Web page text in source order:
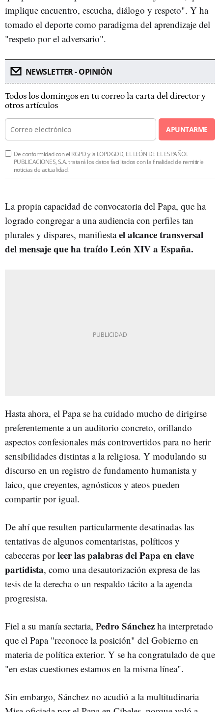
implique encuentro, escucha, diálogo y respeto". Y ha
tomado el deporte como paradigma del aprendizaje del
"respeto por el adversario".
NEWSLETTER - OPINIÓN
Todos los domingos en tu correo la carta del director y
otros artículos
APUNTARME
De conformidad con el RGPD y la LOPDGDD, EL LEÓN DE EL ESPAÑOL
PUBLICACIONES, S.A. tratará los datos facilitados con la finalidad de remitirle
noticias de actualidad.
La propia capacidad de convocatoria del Papa, que ha
logrado congregar a una audiencia con perfiles tan
plurales y dispares, manifiestael alcance transversal
del mensaje que ha traído León XIV a España.
Hasta ahora, el Papa se ha cuidado mucho de dirigirse
preferentemente a un auditorio concreto, orillando
aspectos confesionales más controvertidos para no herir
sensibilidades distintas a la religiosa. Y modulando su
discurso en un registro de fundamento humanista y
laico, que creyentes, agnósticos y ateos pueden
compartir por igual.
De ahí que resulten particularmente desatinadas las
tentativas de algunos comentaristas, políticos y
cabeceras porleer las palabras del Papa en clave
partidista, como una desautorización expresa de las
tesis de la derecha o un respaldo tácito a la agenda
progresista.
Fiel a su manía sectaria, Pedro Sánchez ha interpretado
que el Papa "reconoce la posición" del Gobierno en
materia de política exterior. Y se ha congratulado de que
"en estas cuestiones estamos en la misma línea".
Sin embargo, Sánchez no acudió a la multitudinaria